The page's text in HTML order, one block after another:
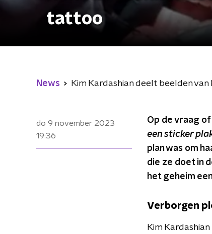
tattoo
News Kim Kardashian deelt beelden
do 9 november 2023
19:36
Op de vraag
een sticker
plan was om
die ze doet in
het geheim
Verborgen
Kim